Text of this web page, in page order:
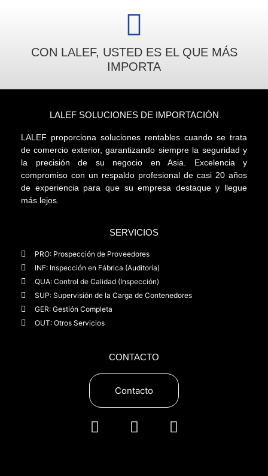
CON LALEF, USTED ES EL QUE MÁS
IMPORTA
LALEF SOLUCIONES DE IMPORTACIÓN
LALEF proporciona soluciones rentables cuando se trata
de comercio exterior, garantizando siempre la seguridad y
la precisión de su negocio en Asia. Excelencia y
compromiso con un respaldo profesional de casi 20 años
de experiencia para que su empresa destaque y llegue
más lejos.
SERVICIOS
PRO: Prospección de Proveedores
INF: Inspección en Fábrica (Auditoría)
QUA: Control de Calidad (Inspección)
SUP: Supervisión de la Carga de Contenedores
GER: Gestión Completa
OUT: Otros Servicios
CONTACTO
Contacto